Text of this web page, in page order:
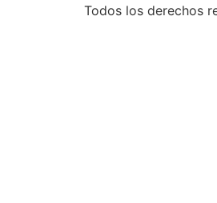
Todos los derechos